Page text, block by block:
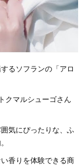
るソフランの「アロ
クマルシューゴさん
気にぴったりな、ふ
香りを体験できる商